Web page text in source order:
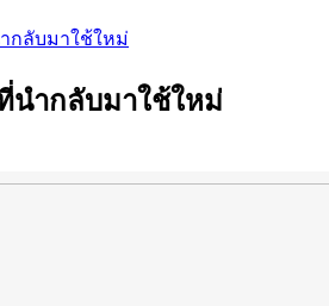
กลับมาใช้ใหม่
นำกลับมาใช้ใหม่